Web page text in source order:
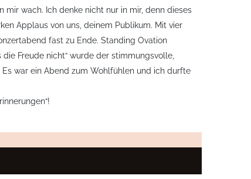
wach. Ich denke nicht nur in mir, denn dieses
Applaus von uns, deinem Publikum. Mit vier
fast zu Ende. Standing Ovation
Freude nicht“ wurde der stimmungsvolle,
war ein Abend zum Wohlfühlen und ich durfte